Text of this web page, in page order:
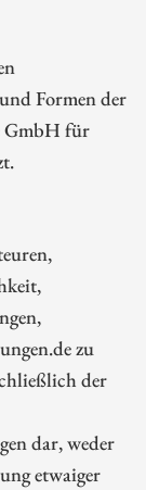
Formen der
GmbH für
zu
der
dar, weder
etwaiger